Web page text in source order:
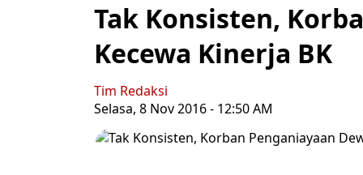
Tak Konsisten,
Kecewa Kinerja BK
Tim Redaksi
Selasa, 8 Nov 2016 - 12:50 AM